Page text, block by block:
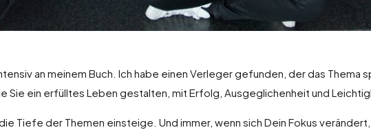
an meinem Buch. Ich habe einen Verleger gefunden, der das Thema
Sie ein erfülltes Leben gestalten, mit Erfolg, Ausgeglichenheit und
Tiefe der Themen einsteige. Und immer, wenn sich Dein Fokus